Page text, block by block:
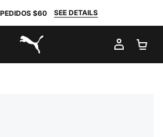
$60 SEE DETAILS
PUMA.com
MI